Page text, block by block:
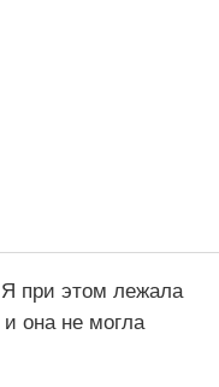
при этом лежала
она не могла